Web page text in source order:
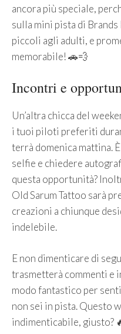
ancora più speciale,
sulla mini pista di
piccoli agli adulti, e
memorabile! 🚗💨
Incontri e
Un’altra chicca del
i tuoi piloti preferiti
terrà domenica mattina.
selfie e chiedere
questa opportunità?
Old Sarum Tattoo sarà
creazioni a chiunque
indelebile.
E non dimenticare di
trasmetterà commenti e
modo fantastico per
non sei in pista. Questo
indimenticabile, giusto?